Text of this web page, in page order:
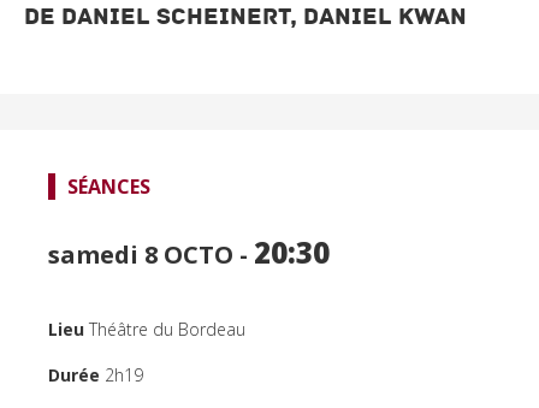
LE BORDEAU
De Daniel Scheinert, Daniel Kwan
SÉANCES
samedi 8 OCTO - 20:30
Lieu Théâtre du Bordeau
Durée 2h19